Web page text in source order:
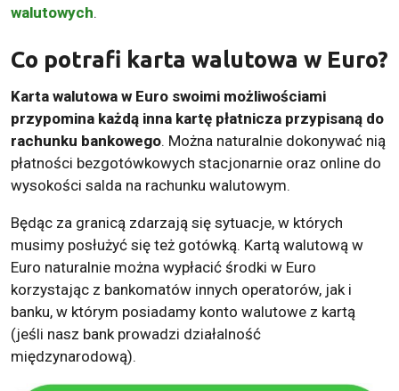
walutowych.
Co potrafi karta walutowa w Euro?
Karta walutowa w Euro swoimi możliwościami
przypomina każdą inna kartę płatnicza przypisaną do
rachunku bankowego. Można naturalnie dokonywać nią
płatności bezgotówkowych stacjonarnie oraz online do
wysokości salda na rachunku walutowym.
Będąc za granicą zdarzają się sytuacje, w których
musimy posłużyć się też gotówką. Kartą walutową w
Euro naturalnie można wypłacić środki w Euro
korzystając z bankomatów innych operatorów, jak i
banku, w którym posiadamy konto walutowe z kartą
(jeśli nasz bank prowadzi działalność
międzynarodową).